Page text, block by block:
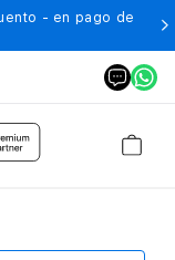
- en pago de